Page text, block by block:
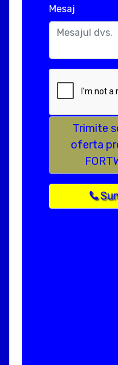
Mesaj
Trimite
oferta